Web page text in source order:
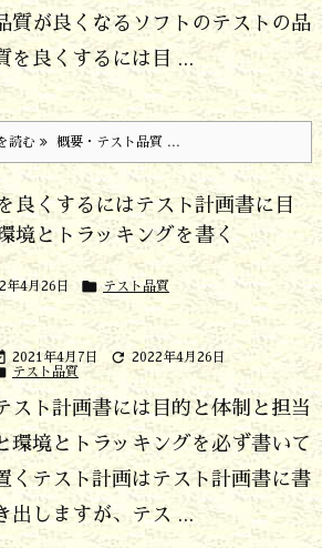
質が良くなるソフトのテストの品
を良くするには目 ...
読む 概要・テスト品質 ...
良くするにはテスト計画書に目
境とトラッキングを書く
年4月26日  テスト品質
2021年4月7日  2022年4月26日
テスト品質
スト計画書には目的と体制と担当
環境とトラッキングを必ず書いて
くテスト計画はテスト計画書に書
出しますが、テス ...